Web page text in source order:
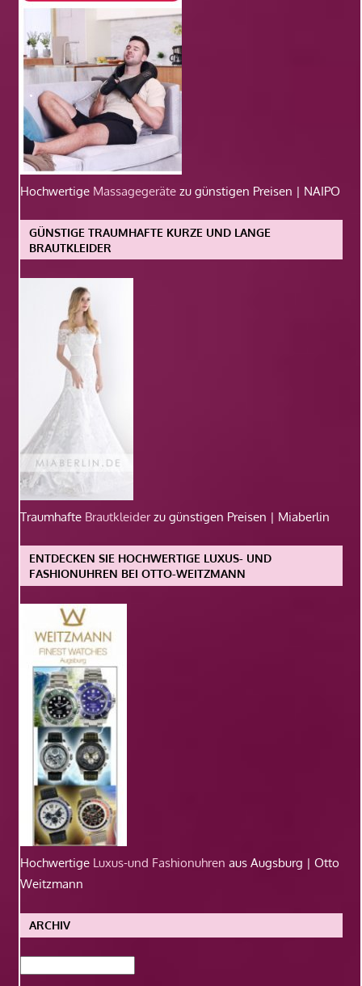
Hochwertige Massagegeräte zu günstigen Preisen | NAIPO
GÜNSTIGE TRAUMHAFTE KURZE UND LANGE
BRAUTKLEIDER
Traumhafte Brautkleiderzu günstigen Preisen | Miaberlin
ENTDECKEN SIE HOCHWERTIGE LUXUS- UND
FASHIONUHREN BEI OTTO-WEITZMANN
Hochwertige Luxus-und Fashionuhren aus Augsburg | Otto
Weitzmann
ARCHIV